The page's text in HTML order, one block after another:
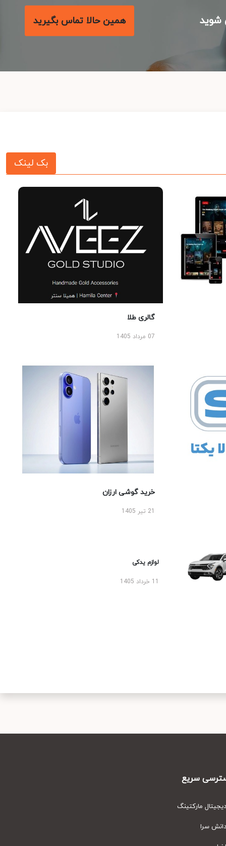
همین حالا تماس بگیرید
بک لینک
گالری طلا
07 مرداد 1405
خرید گوشی ارزان
لوازم یدکی
سریع
مارکتینگ
سرا